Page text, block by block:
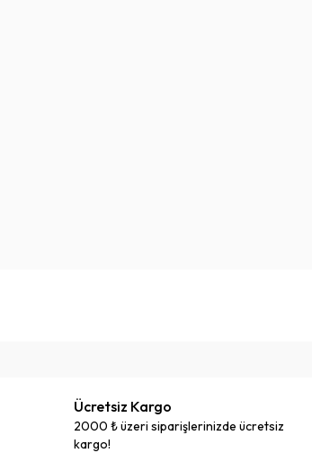
Ücretsiz Kargo
2000 ₺ üzeri siparişlerinizde ücretsiz
kargo!